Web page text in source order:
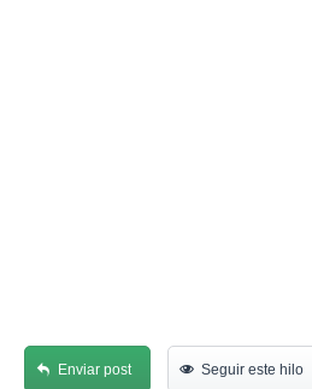
Enviar post Seguir este hilo